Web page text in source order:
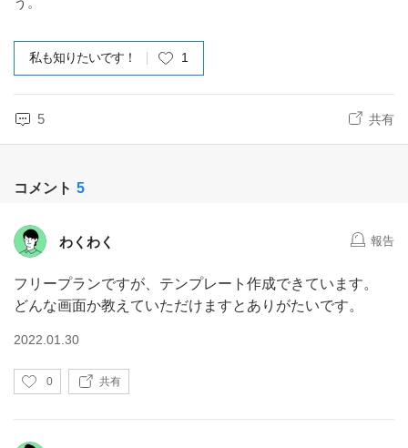
私も知りたいです！ 1
5 共有
コメント 5
わくわく 報告
フリープランですが、テンプレート作成できています。
どんな画面か教えていただけますとありがたいです。
2022.01.30
い
0 共有